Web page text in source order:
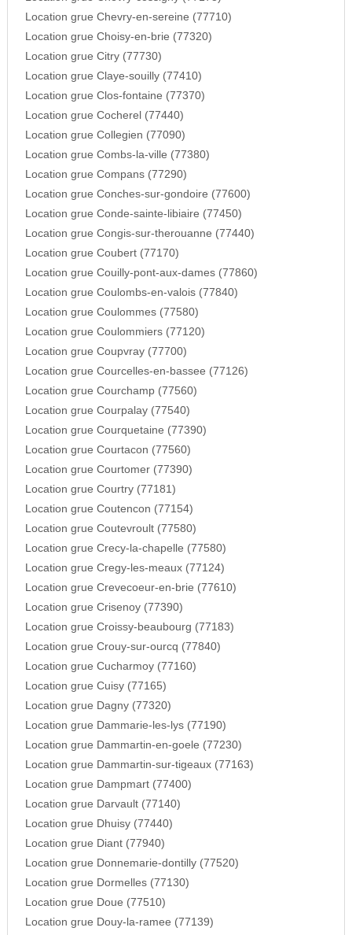
Location grue Chevry-en-sereine (77710)
Location grue Choisy-en-brie (77320)
Location grue Citry (77730)
Location grue Claye-souilly (77410)
Location grue Clos-fontaine (77370)
Location grue Cocherel (77440)
Location grue Collegien (77090)
Location grue Combs-la-ville (77380)
Location grue Compans (77290)
Location grue Conches-sur-gondoire (77600)
Location grue Conde-sainte-libiaire (77450)
Location grue Congis-sur-therouanne (77440)
Location grue Coubert (77170)
Location grue Couilly-pont-aux-dames (77860)
Location grue Coulombs-en-valois (77840)
Location grue Coulommes (77580)
Location grue Coulommiers (77120)
Location grue Coupvray (77700)
Location grue Courcelles-en-bassee (77126)
Location grue Courchamp (77560)
Location grue Courpalay (77540)
Location grue Courquetaine (77390)
Location grue Courtacon (77560)
Location grue Courtomer (77390)
Location grue Courtry (77181)
Location grue Coutencon (77154)
Location grue Coutevroult (77580)
Location grue Crecy-la-chapelle (77580)
Location grue Cregy-les-meaux (77124)
Location grue Crevecoeur-en-brie (77610)
Location grue Crisenoy (77390)
Location grue Croissy-beaubourg (77183)
Location grue Crouy-sur-ourcq (77840)
Location grue Cucharmoy (77160)
Location grue Cuisy (77165)
Location grue Dagny (77320)
Location grue Dammarie-les-lys (77190)
Location grue Dammartin-en-goele (77230)
Location grue Dammartin-sur-tigeaux (77163)
Location grue Dampmart (77400)
Location grue Darvault (77140)
Location grue Dhuisy (77440)
Location grue Diant (77940)
Location grue Donnemarie-dontilly (77520)
Location grue Dormelles (77130)
Location grue Doue (77510)
Location grue Douy-la-ramee (77139)